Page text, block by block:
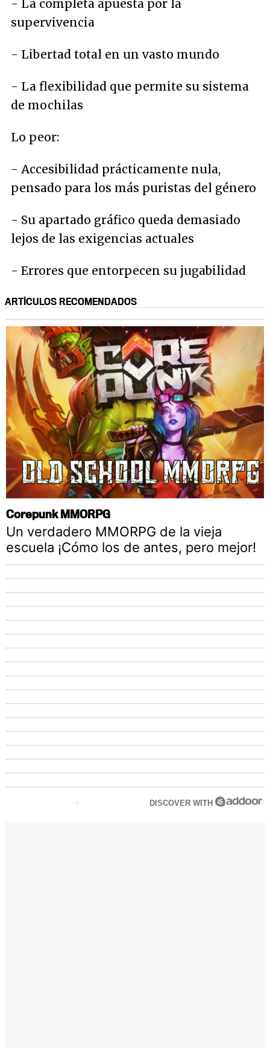
- La completa apuesta por la
supervivencia
- Libertad total en un vasto mundo
- La flexibilidad que permite su sistema
de mochilas
Lo peor:
- Accesibilidad prácticamente nula,
pensado para los más puristas del género
- Su apartado gráfico queda demasiado
lejos de las exigencias actuales
- Errores que entorpecen su jugabilidad
ARTÍCULOS RECOMENDADOS
Corepunk MMORPG
Un verdadero MMORPG de la vieja
escuela ¡Cómo los de antes, pero mejor!
DISCOVER WITH